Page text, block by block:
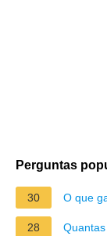
Perguntas
30 O que
28